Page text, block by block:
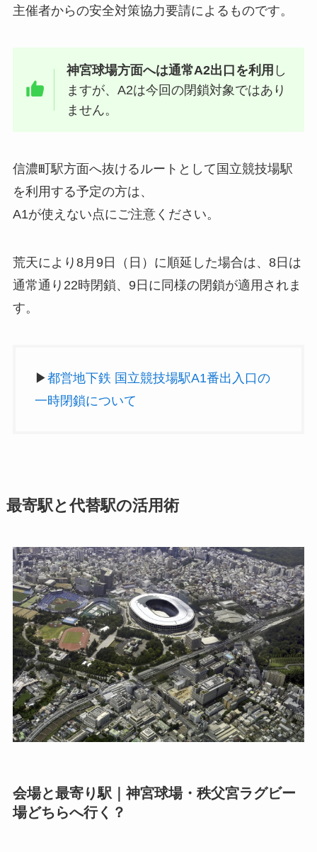
主催者からの安全対策協力要請によるものです。
神宮球場方面へは通常A2出口を利用 し
ますが、A2は今回の閉鎖対象ではあり
ません。
信濃町駅方面へ抜けるルートとして国立競技場駅
を利用する予定の方は、
A1が使えない点にご注意ください。
荒天により8月9日（日）に順延した場合は、8日は
通常通り22時閉鎖、9日に同様の閉鎖が適用されま
す。
▶都営地下鉄 国立競技場駅A1番出入口の
一時閉鎖について
最寄駅と代替駅の活用術
会場と最寄り駅｜神宮球場・秩父宮ラグビー
場どちらへ行く？